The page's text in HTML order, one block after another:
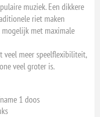
muziek. Een dikkere
riet maken
met maximale
veel meer speelflexibiliteit,
veel groter is.
1 doos